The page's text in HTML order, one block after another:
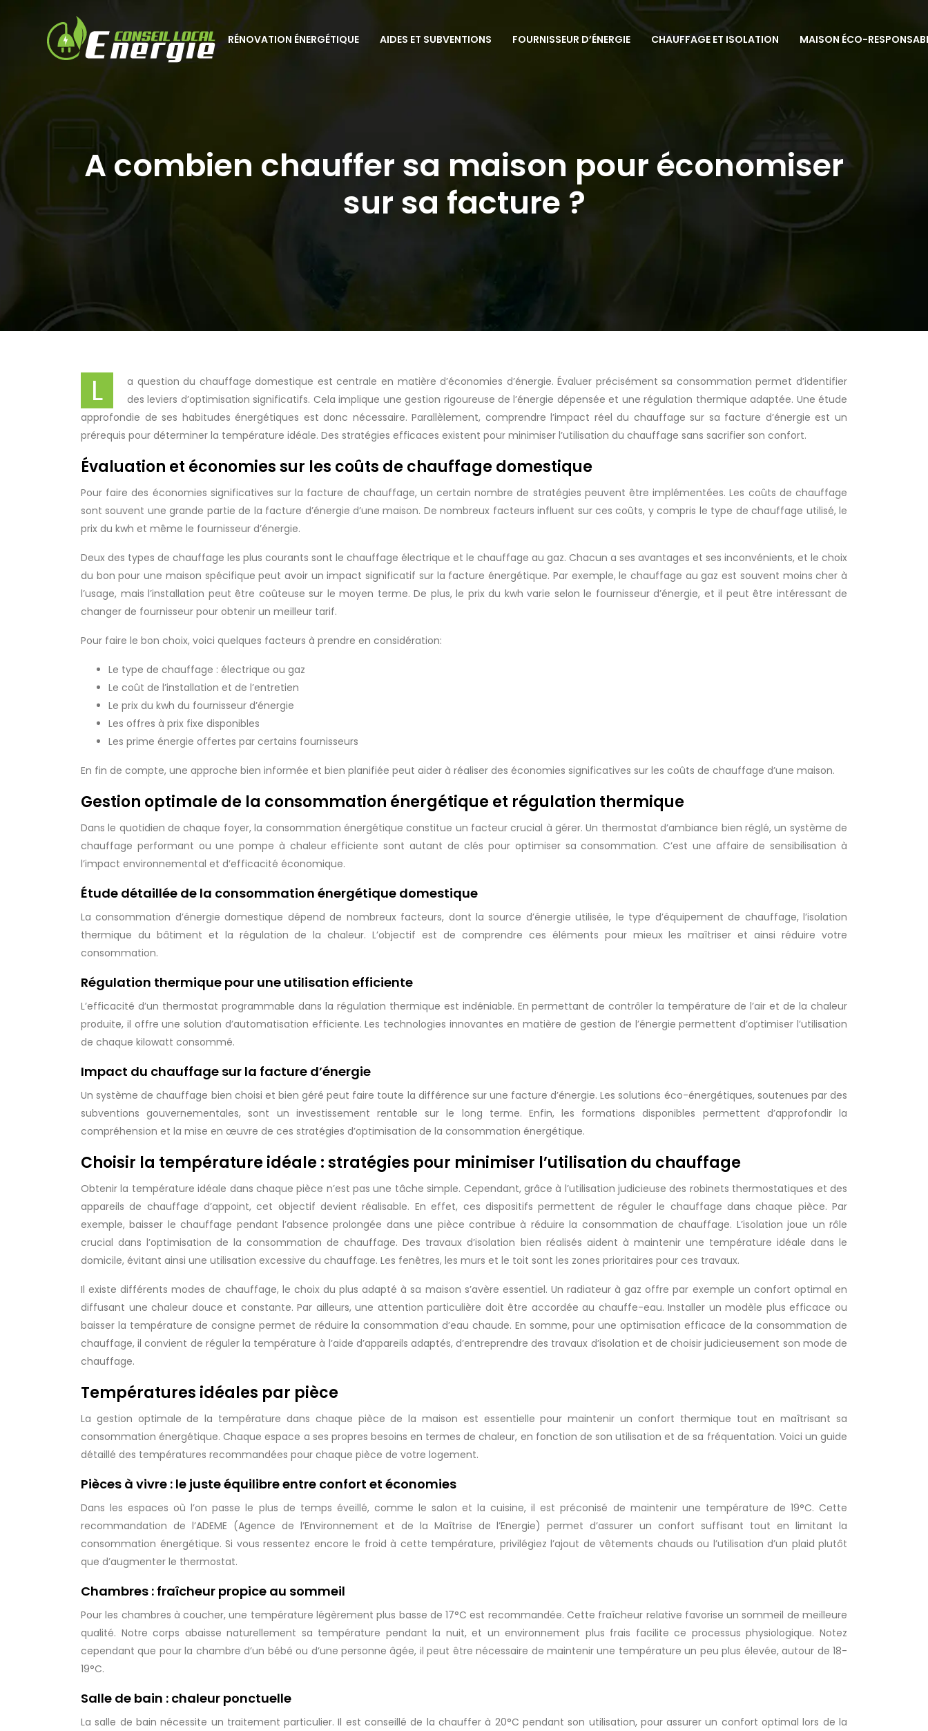
RÉNOVATION ÉNERGÉTIQUE AIDES ET SUBVENTIONS FOURNISSEUR D’ÉNERGIE CHAUFFAGE ET ISOLATION MAISON ÉCO-
A combien chauffer sa maison pour économiser
sur sa facture ?
L
a question du chauffage domestique est centrale en matière d’économies d’énergie. Évaluer précisément sa consommation permet d’identifier
des leviers d’optimisation significatifs. Cela implique une gestion rigoureuse de l’énergie dépensée et une régulation thermique adaptée. Une étude
approfondie de ses habitudes énergétiques est donc nécessaire. Parallèlement, comprendre l’impact réel du chauffage sur sa facture d’énergie est un
prérequis pour déterminer la température idéale. Des stratégies efficaces existent pour minimiser l’utilisation du chauffage sans sacrifier son confort.
Évaluation et économies sur les coûts de chauffage domestique
Pour faire des économies significatives sur la facture de chauffage, un certain nombre de stratégies peuvent être implémentées. Les coûts de chauffage
sont souvent une grande partie de la facture d’énergie d’une maison. De nombreux facteurs influent sur ces coûts, y compris le type de chauffage utilisé, le
prix du kwh et même le fournisseur d’énergie.
Deux des types de chauffage les plus courants sont le chauffage électrique et le chauffage au gaz. Chacun a ses avantages et ses inconvénients, et le choix
du bon pour une maison spécifique peut avoir un impact significatif sur la facture énergétique. Par exemple, le chauffage au gaz est souvent moins cher à
l’usage, mais l’installation peut être coûteuse sur le moyen terme. De plus, le prix du kwh varie selon le fournisseur d’énergie, et il peut être intéressant de
changer de fournisseur pour obtenir un meilleur tarif.
Pour faire le bon choix, voici quelques facteurs à prendre en considération:
Le type de chauffage : électrique ou gaz
Le coût de l’installation et de l’entretien
Le prix du kwh du fournisseur d’énergie
Les offres à prix fixe disponibles
Les prime énergie offertes par certains fournisseurs
En fin de compte, une approche bien informée et bien planifiée peut aider à réaliser des économies significatives sur les coûts de chauffage d’une maison.
Gestion optimale de la consommation énergétique et régulation thermique
Dans le quotidien de chaque foyer, la consommation énergétique constitue un facteur crucial à gérer. Un thermostat d’ambiance bien réglé, un système de
chauffage performant ou une pompe à chaleur efficiente sont autant de clés pour optimiser sa consommation. C’est une affaire de sensibilisation à
l’impact environnemental et d’efficacité économique.
Étude détaillée de la consommation énergétique domestique
La consommation d’énergie domestique dépend de nombreux facteurs, dont la source d’énergie utilisée, le type d’équipement de chauffage, l’isolation
thermique du bâtiment et la régulation de la chaleur. L’objectif est de comprendre ces éléments pour mieux les maîtriser et ainsi réduire votre
consommation.
Régulation thermique pour une utilisation efficiente
L’efficacité d’un thermostat programmable dans la régulation thermique est indéniable. En permettant de contrôler la température de l’air et de la chaleur
produite, il offre une solution d’automatisation efficiente. Les technologies innovantes en matière de gestion de l’énergie permettent d’optimiser l’utilisation
de chaque kilowatt consommé.
Impact du chauffage sur la facture d’énergie
Un système de chauffage bien choisi et bien géré peut faire toute la différence sur une facture d’énergie. Les solutions éco-énergétiques, soutenues par des
subventions gouvernementales, sont un investissement rentable sur le long terme. Enfin, les formations disponibles permettent d’approfondir la
compréhension et la mise en œuvre de ces stratégies d’optimisation de la consommation énergétique.
Choisir la température idéale : stratégies pour minimiser l’utilisation du chauffage
Obtenir la température idéale dans chaque pièce n’est pas une tâche simple. Cependant, grâce à l’utilisation judicieuse des robinets thermostatiques et des
appareils de chauffage d’appoint, cet objectif devient réalisable. En effet, ces dispositifs permettent de réguler le chauffage dans chaque pièce. Par
exemple, baisser le chauffage pendant l’absence prolongée dans une pièce contribue à réduire la consommation de chauffage. L’isolation joue un rôle
crucial dans l’optimisation de la consommation de chauffage. Des travaux d’isolation bien réalisés aident à maintenir une température idéale dans le
domicile, évitant ainsi une utilisation excessive du chauffage. Les fenêtres, les murs et le toit sont les zones prioritaires pour ces travaux.
Il existe différents modes de chauffage, le choix du plus adapté à sa maison s’avère essentiel. Un radiateur à gaz offre par exemple un confort optimal en
diffusant une chaleur douce et constante. Par ailleurs, une attention particulière doit être accordée au chauffe-eau. Installer un modèle plus efficace ou
baisser la température de consigne permet de réduire la consommation d’eau chaude. En somme, pour une optimisation efficace de la consommation de
chauffage, il convient de réguler la température à l’aide d’appareils adaptés, d’entreprendre des travaux d’isolation et de choisir judicieusement son mode de
chauffage.
Températures idéales par pièce
La gestion optimale de la température dans chaque pièce de la maison est essentielle pour maintenir un confort thermique tout en maîtrisant sa
consommation énergétique. Chaque espace a ses propres besoins en termes de chaleur, en fonction de son utilisation et de sa fréquentation. Voici un guide
détaillé des températures recommandées pour chaque pièce de votre logement.
Pièces à vivre : le juste équilibre entre confort et économies
Dans les espaces où l’on passe le plus de temps éveillé, comme le salon et la cuisine, il est préconisé de maintenir une température de 19°C. Cette
recommandation de l’ADEME (Agence de l’Environnement et de la Maîtrise de l’Energie) permet d’assurer un confort suffisant tout en limitant la
consommation énergétique. Si vous ressentez encore le froid à cette température, privilégiez l’ajout de vêtements chauds ou l’utilisation d’un plaid plutôt
que d’augmenter le thermostat.
Chambres : fraîcheur propice au sommeil
Pour les chambres à coucher, une température légèrement plus basse de 17°C est recommandée. Cette fraîcheur relative favorise un sommeil de meilleure
qualité. Notre corps abaisse naturellement sa température pendant la nuit, et un environnement plus frais facilite ce processus physiologique. Notez
cependant que pour la chambre d’un bébé ou d’une personne âgée, il peut être nécessaire de maintenir une température un peu plus élevée, autour de 18-
19°C.
Salle de bain : chaleur ponctuelle
La salle de bain nécessite un traitement particulier. Il est conseillé de la chauffer à 20°C pendant son utilisation, pour assurer un confort optimal lors de la